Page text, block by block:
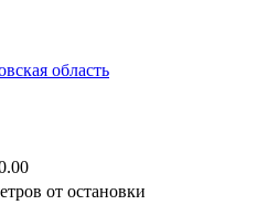
область
от остановки